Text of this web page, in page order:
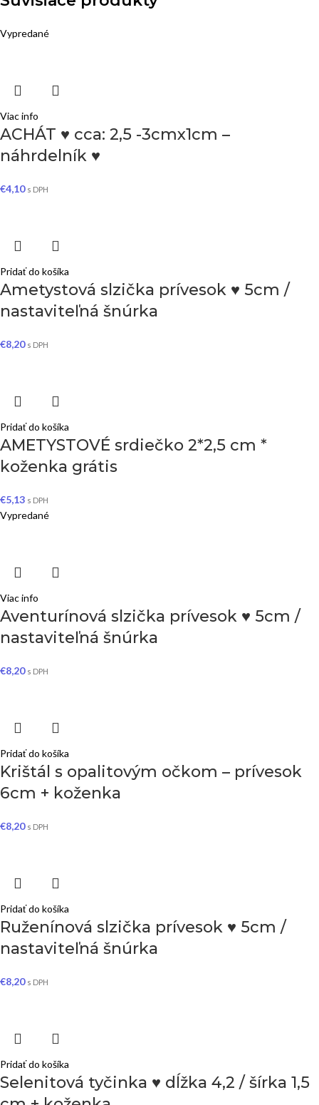
Vypredané
Viac info
ACHÁT ♥ cca: 2,5 -3cmx1cm –
náhrdelník ♥
€4,10 s DPH
Pridať do košíka
Ametystová slzička prívesok ♥ 5cm /
nastaviteľná šnúrka
€8,20 s DPH
Pridať do košíka
AMETYSTOVÉ srdiečko 2*2,5 cm *
koženka grátis
€5,13 s DPH
Vypredané
Viac info
Aventurínová slzička prívesok ♥ 5cm /
nastaviteľná šnúrka
€8,20 s DPH
Pridať do košíka
Krištál s opalitovým očkom – prívesok
6cm + koženka
€8,20 s DPH
Pridať do košíka
Ruženínová slzička prívesok ♥ 5cm /
nastaviteľná šnúrka
€8,20 s DPH
Pridať do košíka
Selenitová tyčinka ♥ dĺžka 4,2 / šírka 1,5